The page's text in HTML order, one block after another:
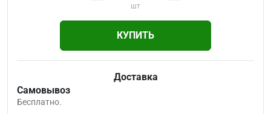
шт
КУПИТЬ
Доставка
Самовывоз
Бесплатно.